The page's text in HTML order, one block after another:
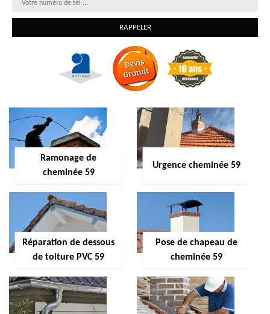
Ramonage de
cheminée 59
Urgence cheminée 59
Réparation de dessous
de toiture PVC 59
Pose de chapeau de
cheminée 59